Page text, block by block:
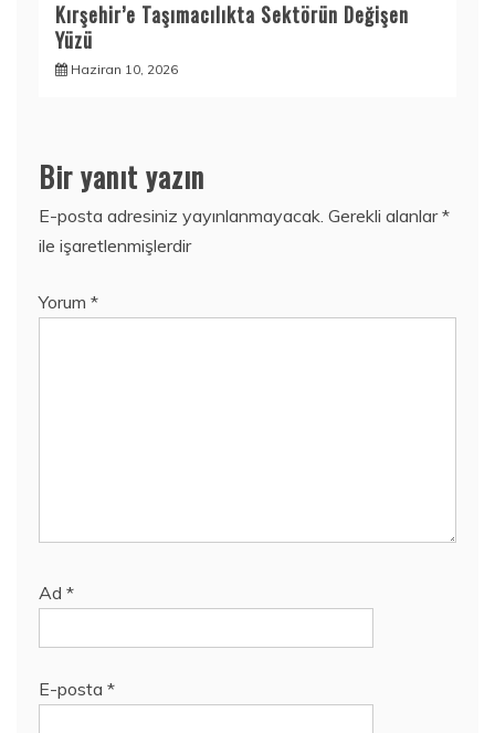
Kırşehir’e Taşımacılıkta Sektörün Değişen
Yüzü
Haziran 10, 2026
Bir yanıt yazın
E-posta adresiniz yayınlanmayacak. Gerekli alanlar*
ile işaretlenmişlerdir
Yorum *
Ad *
E-posta *